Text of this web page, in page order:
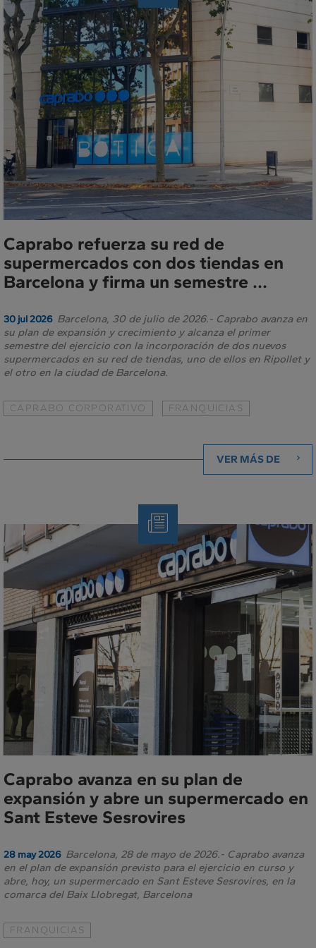
de
Prensa
Caprabo refuerza su red de
supermercados con dos tiendas en
Barcelona y firma un semestre ...
30 jul 2026 Barcelona, 30 de julio de 2026.- Caprabo avanza en
su plan de expansión y crecimiento y alcanza el primer
semestre del ejercicio con la incorporación de dos nuevos
supermercados en su red de tiendas, uno de ellos en Ripollet y
el otro en la ciudad de Barcelona.
CAPRABO CORPORATIVO FRANQUICIAS
VER MÁS DE
Nota
de
Prensa
Caprabo avanza en su plan de
expansión y abre un supermercado en
Sant Esteve Sesrovires
28 may 2026 Barcelona, 28 de mayo de 2026.- Caprabo avanza
en el plan de expansión previsto para el ejercicio en curso y
abre, hoy, un supermercado en Sant Esteve Sesrovires, en la
comarca del Baix Llobregat, Barcelona
FRANQUICIAS